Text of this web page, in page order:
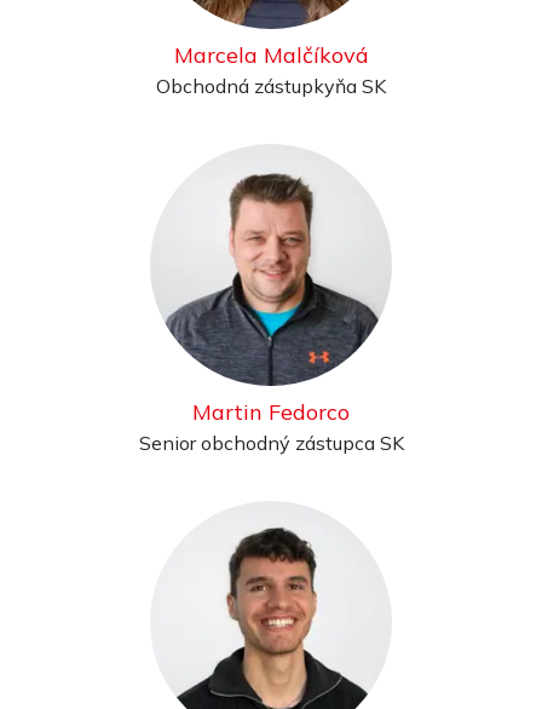
Marcela Malčíková
Obchodná zástupkyňa SK
Martin Fedorco
Senior obchodný zástupca SK